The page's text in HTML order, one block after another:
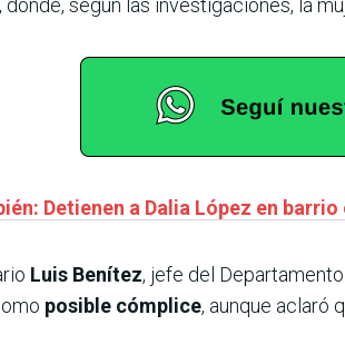
donde, según las investigaciones, la
Detienen a Dalia López en
Luis Benítez, jefe del
posible cómplice, aunque aclaró